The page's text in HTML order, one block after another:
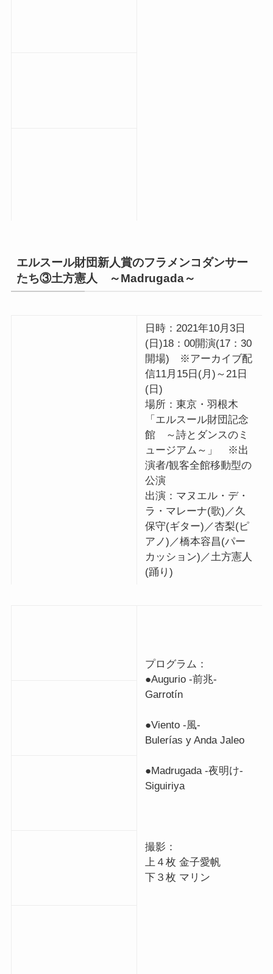
エルスール財団新人賞のフラメンコダンサー
たち③土方憲人 ～Madrugada～
日時：2021年10月3日
(日)18：00開演(17：30
開場) ※アーカイブ配
信11月15日(月)～21日
(日)
場所：東京・羽根木
「エルスール財団記念
館 ～詩とダンスのミ
ュージアム～」 ※出
演者/観客全館移動型の
公演
出演：マヌエル・デ・
ラ・マレーナ(歌)／久
保守(ギター)／杏梨(ピ
アノ)／橋本容昌(パー
カッション)／土方憲人
(踊り)
プログラム：
●Augurio -前兆-
Garrotín
●Viento -風-
Bulerías y Anda Jaleo
●Madrugada -夜明け-
Siguiriya
撮影：
上４枚 金子愛帆
下３枚 マリン